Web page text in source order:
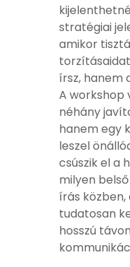
stratégiai
amikor
írsz, hanem
A workshop
néhány
hanem egy
leszel
csúszik el a
milyen
írás közben,
tudatosan
hosszú